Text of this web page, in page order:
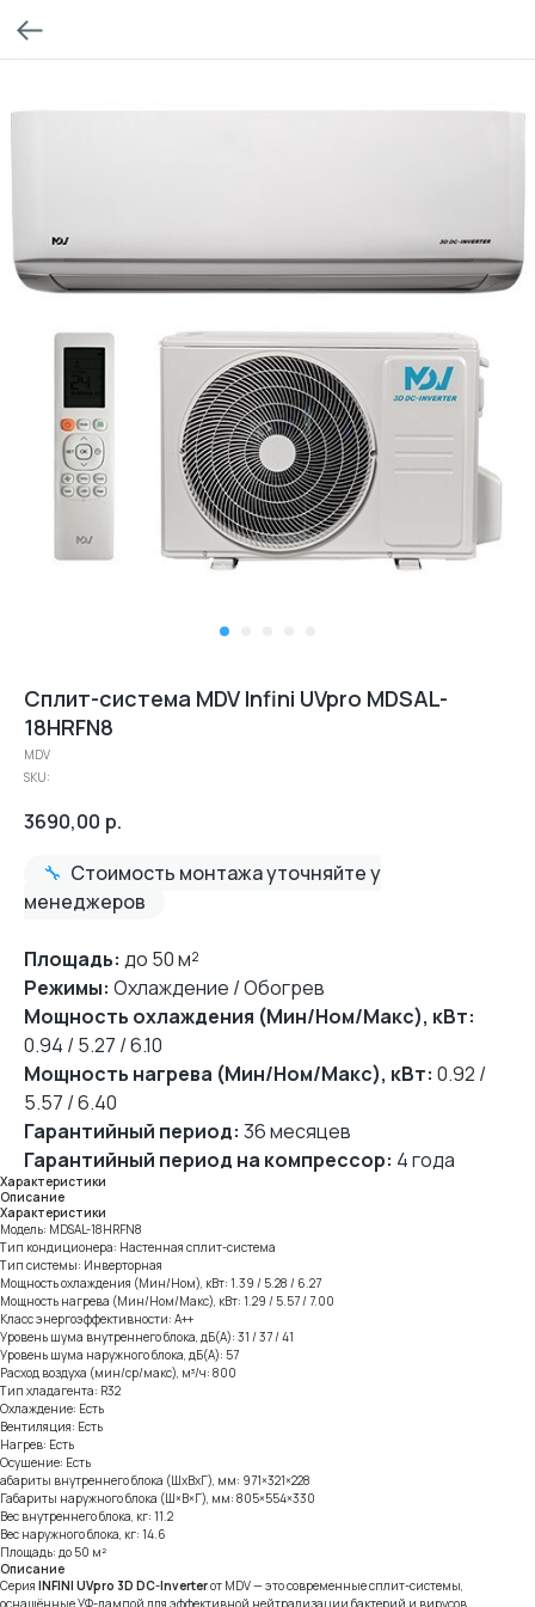
Сплит-система MDV Infini UVpro MDSAL-
18HRFN8
MDV
SKU:
3690,00 р.
🔧 Стоимость монтажа уточняйте у
менеджеров
Площадь: до 50 м²
Режимы: Охлаждение / Обогрев
Мощность охлаждения (Мин/Ном/Макс), кВт:
0.94 / 5.27 / 6.10
Мощность нагрева (Мин/Ном/Макс), кВт: 0.92 /
5.57 / 6.40
Гарантийный период: 36 месяцев
Гарантийный период на компрессор: 4 года
Характеристики
Описание
Характеристики
Модель: MDSAL-18HRFN8
Тип кондиционера: Настенная cплит-система
Тип системы: Инверторная
Мощность охлаждения (Мин/Ном), кВт: 1.39 / 5.28 / 6.27
Мощность нагрева (Мин/Ном/Макс), кВт: 1.29 / 5.57 / 7.00
Класс энергоэффективности: A++
Уровень шума внутреннего блока, дБ(А): 31 / 37 / 41
Уровень шума наружного блока, дБ(А): 57
Расход воздуха (мин/ср/макс), м³/ч: 800
Тип хладагента: R32
Охлаждение: Есть
Вентиляция: Есть
Нагрев: Есть
Осушение: Есть
абариты внутреннего блока (ШхВхГ), мм: 971×321×228
Габариты наружного блока (Ш×В×Г), мм: 805×554×330
Вес внутреннего блока, кг: 11.2
Вес наружного блока, кг: 14.6
Площадь: до 50 м²
Описание
Серия INFINI UVpro 3D DC-Inverterот MDV — это современные сплит-системы,
оснащённые УФ-лампой для эффективной нейтрализации бактерий и вирусов.